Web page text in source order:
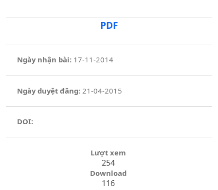
PDF
Ngày nhận bài: 17-11-2014
Ngày duyệt đăng:21-04-2015
DOI:
Lượt xem
254
Download
116